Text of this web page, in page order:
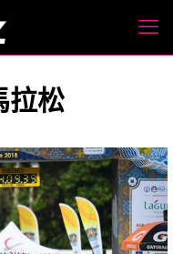
拉松